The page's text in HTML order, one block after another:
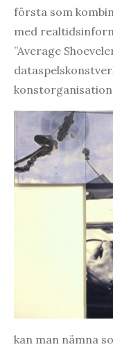
första som
med
”Average
kan man nämna